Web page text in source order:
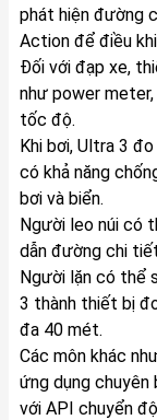
phát hiện đường
Action để điều
Đối với đạp xe,
như power
tốc độ.
Khi bơi, Ultra 3
có khả năng
bơi và biển.
Người leo núi có
dẫn đường chi
Người lặn có thể
3 thành thiết bị
đa 40 mét.
Các môn khác
ứng dụng
với API chuyển